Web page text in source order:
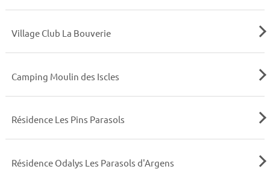
Village Club La Bouverie
Camping Moulin des Iscles
Résidence Les Pins Parasols
Résidence Odalys Les Parasols d'Argens